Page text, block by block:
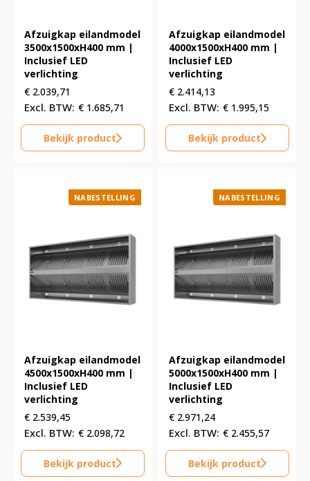
Afzuigkap eilandmodel
3500x1500xH400 mm |
Inclusief LED
verlichting
€ 2.039,71
€ 1.685,71
Bekijk product
Afzuigkap eilandmodel
4000x1500xH400 mm |
Inclusief LED
verlichting
€ 2.414,13
€ 1.995,15
Bekijk product
NABESTELLING
Afzuigkap eilandmodel
4500x1500xH400 mm |
Inclusief LED
verlichting
€ 2.539,45
€ 2.098,72
Bekijk product
NABESTELLING
Afzuigkap eilandmodel
5000x1500xH400 mm |
Inclusief LED
verlichting
€ 2.971,24
€ 2.455,57
Bekijk product